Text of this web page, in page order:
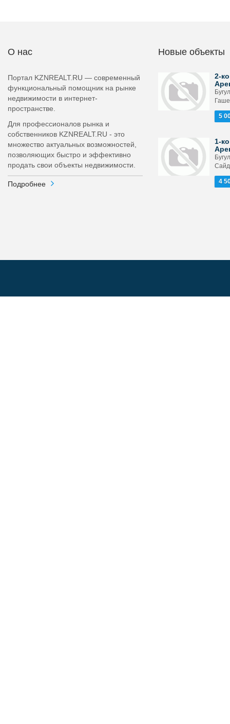
О нас
Портал KZNREALT.RU — современный
функциональный помощник на рынке
недвижимости в интернет-
пространстве.
Для профессионалов рынка и
собственников KZNREALT.RU - это
множество актуальных возможностей,
позволяющих быстро и эффективно
продать свои объекты недвижимости.
Подробнее
Новые объекты
2-
5
1-
4